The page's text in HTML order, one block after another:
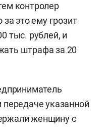
контролер
за это ему грозит
тыс. рублей, и
штрафа за 20
указанной
женщину с